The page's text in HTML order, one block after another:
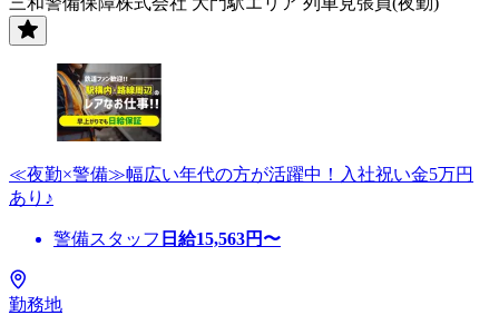
≪夜勤×警備≫幅広い年代の方が活躍中！入社祝い金5万円
あり♪
警備スタッフ 日給15,563円〜
勤務地